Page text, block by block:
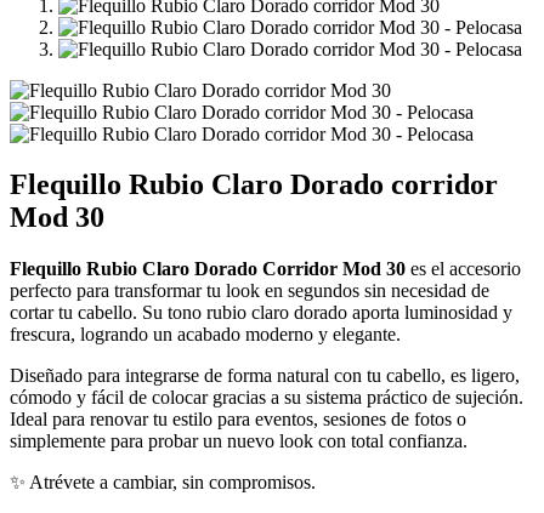
Flequillo Rubio Claro Dorado corridor
Mod 30
Flequillo Rubio Claro Dorado Corridor Mod 30 es el accesorio
perfecto para transformar tu look en segundos sin necesidad de
cortar tu cabello. Su tono rubio claro dorado aporta luminosidad y
frescura, logrando un acabado moderno y elegante.
Diseñado para integrarse de forma natural con tu cabello, es ligero,
cómodo y fácil de colocar gracias a su sistema práctico de sujeción.
Ideal para renovar tu estilo para eventos, sesiones de fotos o
simplemente para probar un nuevo look con total confianza.
✨ Atrévete a cambiar, sin compromisos.